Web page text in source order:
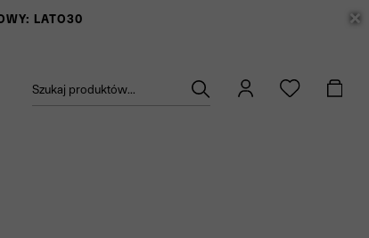
LATO30
Szukaj produktów...